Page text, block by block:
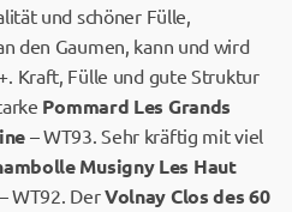
und schöner Fülle,
den Gaumen, kann und wird
Kraft, Fülle und gute Struktur
Pommard Les Grands
– WT93. Sehr kräftig mit viel
Musigny Les Haut
WT92. DerVolnay Clos des 60